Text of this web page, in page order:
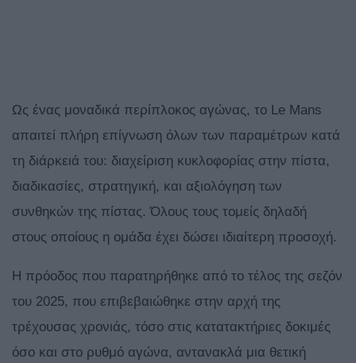
Ως ένας μοναδικά περίπλοκος αγώνας, το Le Mans
απαιτεί πλήρη επίγνωση όλων των παραμέτρων κατά
τη διάρκειά του: διαχείριση κυκλοφορίας στην πίστα,
διαδικασίες, στρατηγική, και αξιολόγηση των
συνθηκών της πίστας. Όλους τους τομείς δηλαδή
στους οποίους η ομάδα έχει δώσει ιδιαίτερη προσοχή.
Η πρόοδος που παρατηρήθηκε από το τέλος της σεζόν
του 2025, που επιβεβαιώθηκε στην αρχή της
τρέχουσας χρονιάς, τόσο στις κατατακτήριες δοκιμές
όσο και στο ρυθμό αγώνα, αντανακλά μια θετική